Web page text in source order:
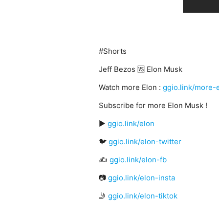
#Shorts
Jeff Bezos 🆚 Elon Musk
Watch more Elon : ggio.link/more-
Subscribe for more Elon Musk !
▶️ ggio.link/elon
🐦 ggio.link/elon-twitter
✍ ggio.link/elon-fb
📷 ggio.link/elon-insta
🤳 ggio.link/elon-tiktok